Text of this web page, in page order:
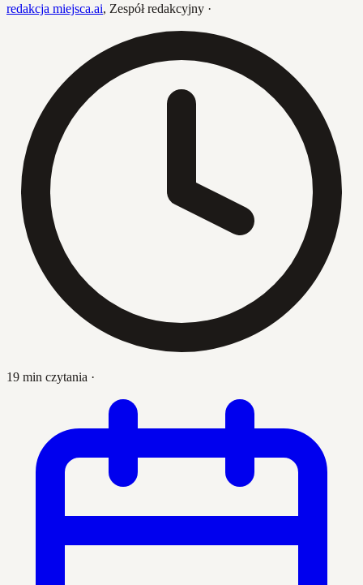
redakcja miejsca.ai, Zespół redakcyjny ·
19 min czytania ·